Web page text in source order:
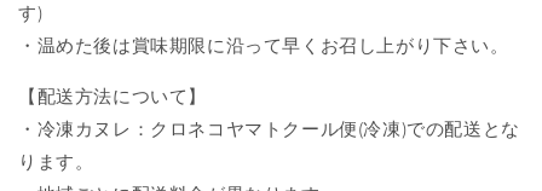
す)
・温めた後は賞味期限に沿って早くお召し上がり下さい。
【配送方法について】
・冷凍カヌレ：クロネコヤマトクール便(冷凍)での配送とな
ります。